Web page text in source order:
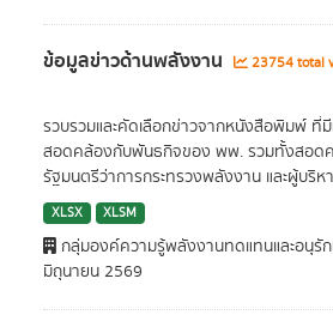
ข้อมูลข่าวด้านพลังงาน 23754 total
รวบรวมและคัดเลือกข่าวจากหนังสือพิมพ์ ที่มี
สอดคล้องกับพันธกิจของ พพ. รวมทั้งสอด
รัฐมนตรีว่าการกระทรวงพลังงาน และผู้บริห
XLSX XLSM
กลุ่มองค์ความรู้พลังงานทดแทนและอนุรั
มิถุนายน 2569